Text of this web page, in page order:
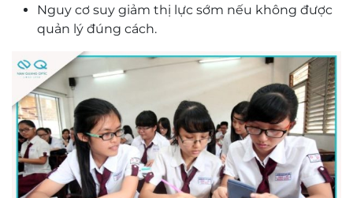
Nguy cơ suy giảm thị lực sớm nếu không được
quản lý đúng cách.